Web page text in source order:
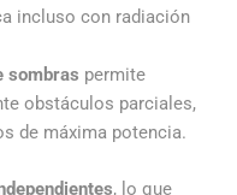
incluso con radiación
sombras permite
obstáculos parciales,
de máxima potencia.
, lo que